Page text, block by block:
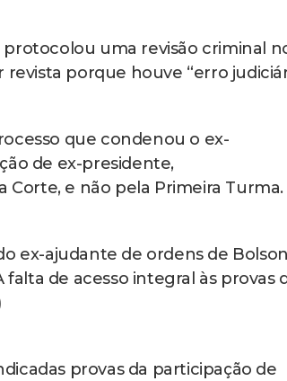
protocolou uma revisão criminal
porque houve “erro
que condenou o ex-
de ex-presidente,
Corte, e não pela Primeira Turma.
ex-ajudante de ordens de
de acesso integral às provas
provas da participação de